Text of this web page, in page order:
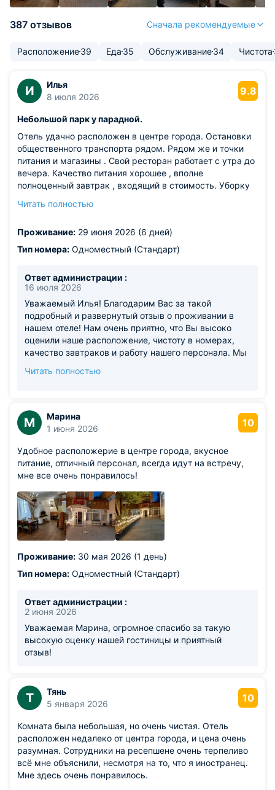
387 отзывов Сначала рекомендуемые
Расположение39 Еда 35 Обслуживание34 Чистота
И
Илья
8 июля 2026
9.8
Небольшой парк у парадной.
Отель удачно расположен в центре города. Остановки
общественного транспорта рядом. Рядом же и точки
питания и магазины . Свой ресторан работает с утра до
вечера. Качество питания хорошее , вполне
полноценный завтрак , входящий в стоимость. Уборку
Персонал вежливый, достаточно эрудированный в
достопримечательностей. Есть телевизор , вай-фай.
Трансфер в аэропорт или жд.. Словом , неплохой
сушилка , но почему то летом ее выключают. В случае
форточку не открыть - машины ездят. Правда, это
объективный фактор.
Читать полностью
Проживание: 29 июня 2026 (6 дней)
Тип номера: Одноместный (Стандарт)
Ответ администрации :
16 июля 2026
Уважаемый Илья! Благодарим Вас за такой
подробный и развернутый отзыв о проживании в
нашем отеле! Нам очень приятно, что Вы высоко
оценили наше расположение, чистоту в номерах,
качество завтраков и работу нашего персонала. Мы
для знакомства с городом. Мы также приняли во
наличии свободных номеров, мы с удовольствием
предложим Вам комнату с окнами во внутренний
дворик, где ночью гораздо тише. Будем рады
видеть Вас снова среди наших гостей! С уважением,
Администрация отеля.
Читать полностью
М
Марина
1 июня 2026
10
Удобное расположерие в центре города, вкусное
питание, отличный персонал, всегда идут на встречу,
мне все очень понравилось!
Проживание: 30 мая 2026 (1 день)
Тип номера: Одноместный (Стандарт)
Ответ администрации :
2 июня 2026
Уважаемая Марина, огромное спасибо за такую
высокую оценку нашей гостиницы и приятный
отзыв!
Т
Тянь
5 января 2026
10
Комната была небольшая, но очень чистая. Отель
расположен недалеко от центра города, и цена очень
разумная. Сотрудники на ресепшене очень терпеливо
всё мне объяснили, несмотря на то, что я иностранец.
Мне здесь очень понравилось.